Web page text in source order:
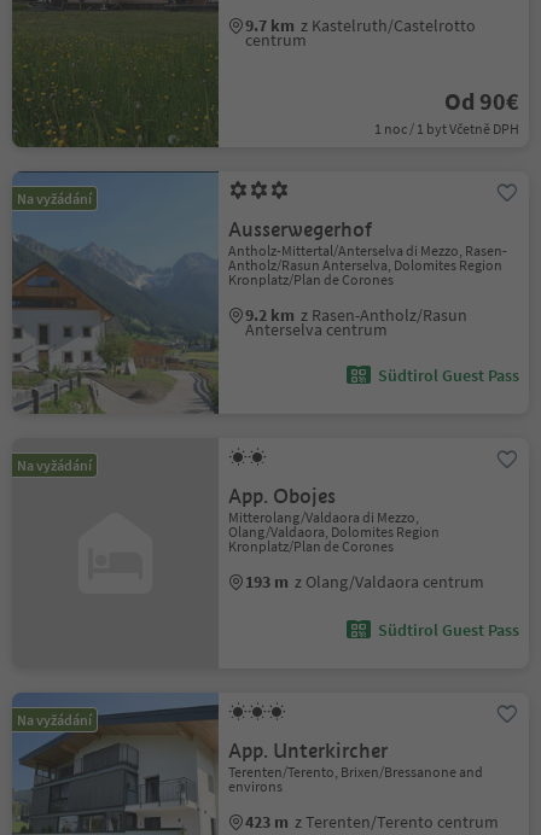
9.7 km z Kastelruth/Castelrotto
centrum
Od 90€
1 noc / 1 byt Včetně DPH
Na vyžádání
Ausserwegerhof
Antholz-Mittertal/Anterselva di Mezzo, Rasen-
Antholz/Rasun Anterselva, Dolomites Region
Kronplatz/Plan de Corones
9.2 km z Rasen-Antholz/Rasun
Anterselva centrum
Südtirol Guest Pass
Na vyžádání
App. Obojes
Mitterolang/Valdaora di Mezzo,
Olang/Valdaora, Dolomites Region
Kronplatz/Plan de Corones
193 m z Olang/Valdaora centrum
Südtirol Guest Pass
Na vyžádání
App. Unterkircher
Terenten/Terento, Brixen/Bressanone and
environs
423 m z Terenten/Terento centrum